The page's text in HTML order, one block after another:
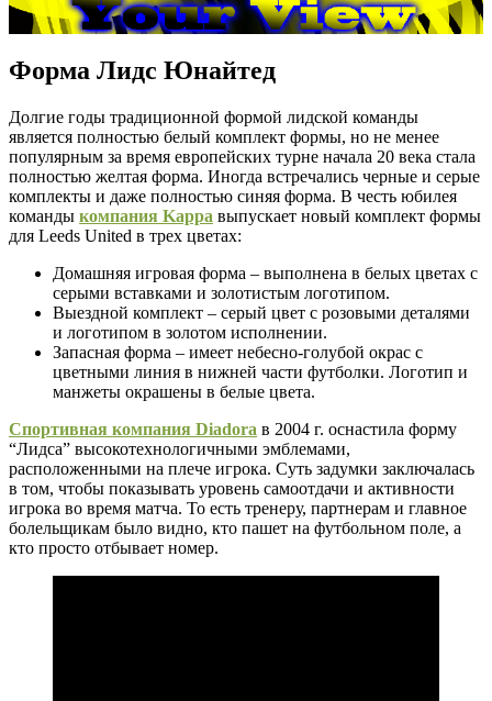
Форма Лидс Юнайтед
Долгие годы традиционной формой лидской команды
является полностью белый комплект формы, но не менее
популярным за время европейских турне начала 20 века стала
полностью желтая форма. Иногда встречались черные и серые
комплекты и даже полностью синяя форма. В честь юбилея
команды компания Kappa выпускает новый комплект формы
для Leeds United в трех цветах:
Домашняя игровая форма – выполнена в белых цветах с
серыми вставками и золотистым логотипом.
Выездной комплект – серый цвет с розовыми деталями
и логотипом в золотом исполнении.
Запасная форма – имеет небесно-голубой окрас с
цветными линия в нижней части футболки. Логотип и
манжеты окрашены в белые цвета.
Спортивная компания Diadora в 2004 г. оснаcтила форму
“Лидса” высокотехнологичными эмблемами,
расположенными на плече игрока. Суть задумки заключалась
в том, чтобы показывать уровень самоотдачи и активности
игрока во время матча. То есть тренеру, партнерам и главное
болельщикам было видно, кто пашет на футбольном поле, а
кто просто отбывает номер.